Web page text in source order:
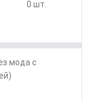
0 шт.
мода с